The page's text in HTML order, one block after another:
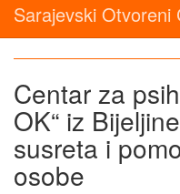
Sarajevski Otvoreni
Centar za
OK“ iz
susreta i
osobe